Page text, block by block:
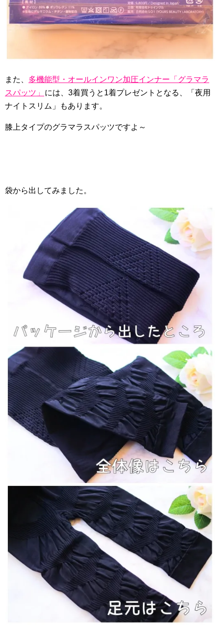
また、 多機能型・オールインワン加圧インナー「グラマラ
スパッツ」
には、3着買うと1着プレゼントとなる、「夜用
ナイトスリム」もあります。
膝上タイプのグラマラスパッツですよ～
袋から出してみました。